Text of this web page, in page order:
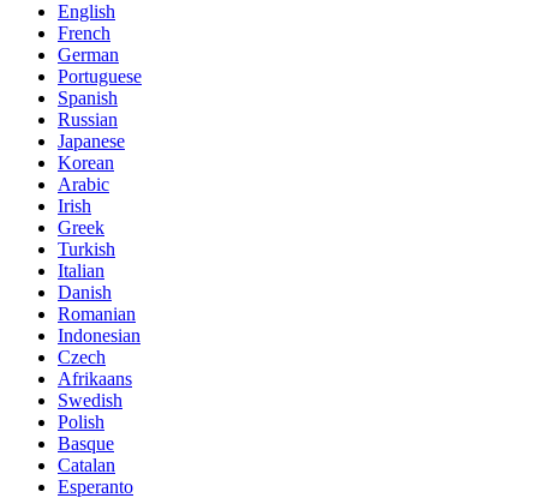
English
French
German
Portuguese
Spanish
Russian
Japanese
Korean
Arabic
Irish
Greek
Turkish
Italian
Danish
Romanian
Indonesian
Czech
Afrikaans
Swedish
Polish
Basque
Catalan
Esperanto